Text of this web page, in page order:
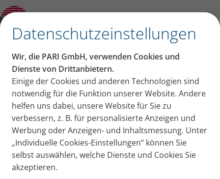
Datenschutzeinstellungen
Wir, die PARI GmbH, verwenden Cookies und
Dienste von Drittanbietern.
Einige der Cookies und anderen Technologien sind
notwendig für die Funktion unserer Website. Andere
helfen uns dabei, unsere Website für Sie zu
verbessern, z. B. für personalisierte Anzeigen und
Werbung oder Anzeigen- und Inhaltsmessung. Unter
„Individuelle Cookies-Einstellungen“ können Sie
selbst auswählen, welche Dienste und Cookies Sie
akzeptieren.
Kategorien
Erkältung + Husten Asthma COPD Mukoviszidose
Beiträge aus der
Kategorie: COPD
Die Abkürzung COPD steht für chronic obstructive
pulmonary disease, was auf Deutsch chronisch
obstruktive Lungenerkrankung bedeutet. Bei dieser
Erkrankung sind die Atemwege chronisch entzündet